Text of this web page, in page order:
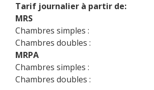
Tarif journalier à partir de:
MRS
Chambres simples :
Chambres doubles :
MRPA
Chambres simples :
Chambres doubles :